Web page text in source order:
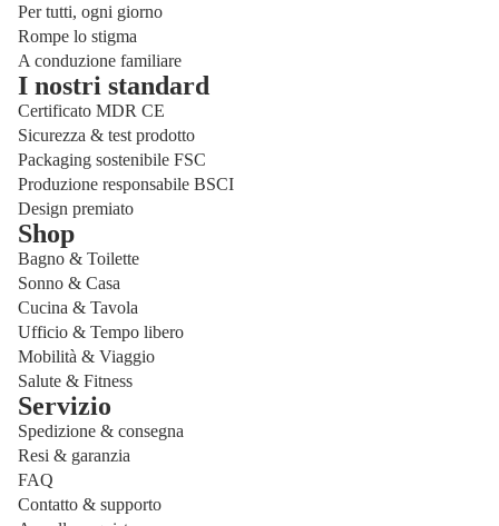
Per tutti, ogni giorno
Rompe lo stigma
A conduzione familiare
I nostri standard
Certificato MDR CE
Sicurezza & test prodotto
Packaging sostenibile FSC
Produzione responsabile BSCI
Design premiato
Shop
Bagno & Toilette
Sonno & Casa
Cucina & Tavola
Ufficio & Tempo libero
Mobilità & Viaggio
Salute & Fitness
Servizio
Spedizione & consegna
Resi & garanzia
FAQ
Contatto & supporto
Informativa sulla privacy
Informativa sui rimborsi
Informativa sulle spedizioni